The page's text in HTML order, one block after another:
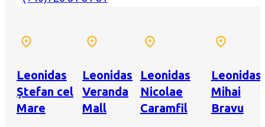
Leonidas
Ștefan cel
Mare
Leonidas
Veranda
Mall
Leonidas
Nicolae
Caramfil
Leonidas
Mihai
Bravu